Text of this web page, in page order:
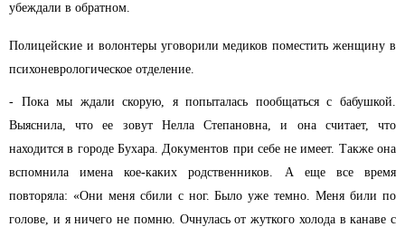
убеждали в обратном.
Полицейские и волонтеры уговорили медиков поместить женщину в
психоневрологическое отделение.
- Пока мы ждали скорую, я попыталась пообщаться с бабушкой.
Выяснила, что ее зовут Нелла Степановна, и она считает, что
находится в городе Бухара. Документов при себе не имеет. Также она
вспомнила имена кое-каких родственников. А еще все время
повторяла: «Они меня сбили с ног. Было уже темно. Меня били по
голове, и я ничего не помню. Очнулась от жуткого холода в канаве с